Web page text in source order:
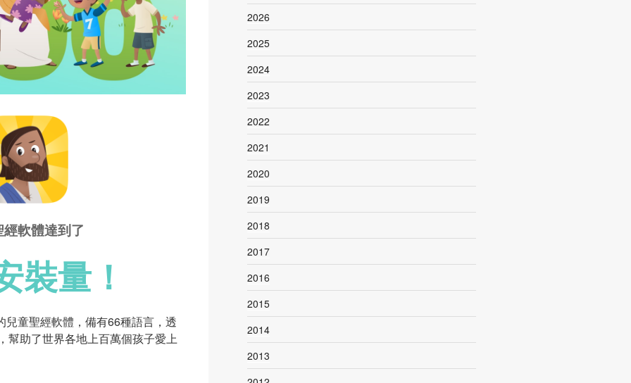
軟體達到了
裝量！
兒童聖經軟體，備有66種語言，透
幫助了世界各地上百萬個孩子愛上
2026
2025
2024
2023
2022
2021
2020
2019
2018
2017
2016
2015
2014
2013